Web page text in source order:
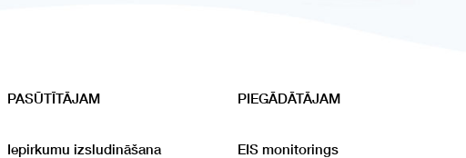
PASŪTĪTĀJAM
Iepirkumu izsludināšana
PIEGĀDĀTĀJAM
EIS monitorings